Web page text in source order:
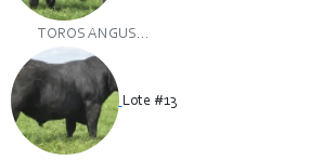
TOROS ANGUS...
Lote #13